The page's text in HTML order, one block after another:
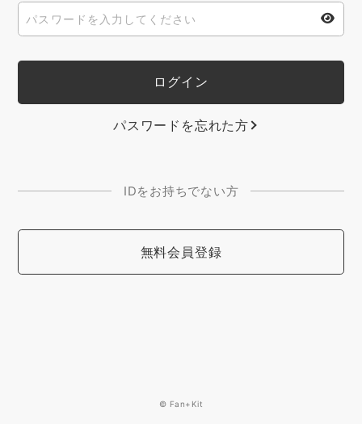
パスワードを忘れた方
IDをお持ちでない方
無料会員登録
© Fan+Kit